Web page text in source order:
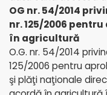
OG nr. 54/2014
nr. 125/2006
în agricultură
O.G. nr. 54/2014
125/2006 pentru
şi plăţi naţionale